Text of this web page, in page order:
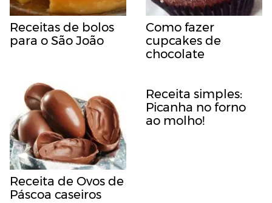
Receitas de bolos
para o São João
Como fazer
cupcakes de
chocolate
Receita de Ovos de
Páscoa caseiros
Receita simples:
Picanha no forno
ao molho!